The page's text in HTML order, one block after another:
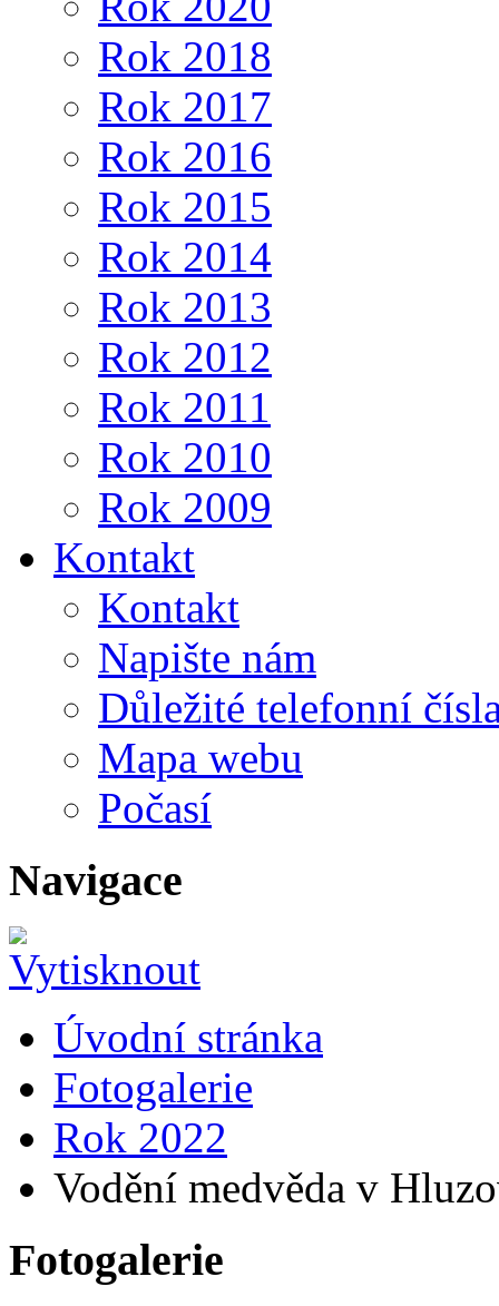
Rok 2018
Rok 2017
Rok 2016
Rok 2015
Rok 2014
Rok 2013
Rok 2012
Rok 2011
Rok 2010
Rok 2009
Kontakt
Kontakt
Napište nám
Důležité telefonní
Mapa webu
Počasí
Navigace
Úvodní stránka
Fotogalerie
Rok 2022
Vodění medvěda v
Fotogalerie